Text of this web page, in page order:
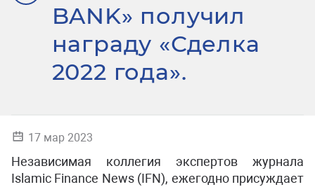
BANK» получил
награду «Сделка
2022 года».
17 мар 2023
Независимая коллегия экспертов журнала
Islamic Finance News (IFN), ежегодно присуждает